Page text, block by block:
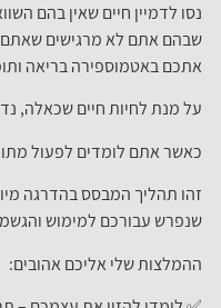
נסו לדמיין חיים שאין בהם
שבהם אתם לא מרגישים שאתם
אתכם באטמוספירה בריאה
על מנת לחיות חיים שכאלה,
כאשר אתם לומדים לפעול
זהו תהליך המבסס בהדרגה
שנפרש עבורכם למימוש
ההמלצות שלי אליכם אהובים: